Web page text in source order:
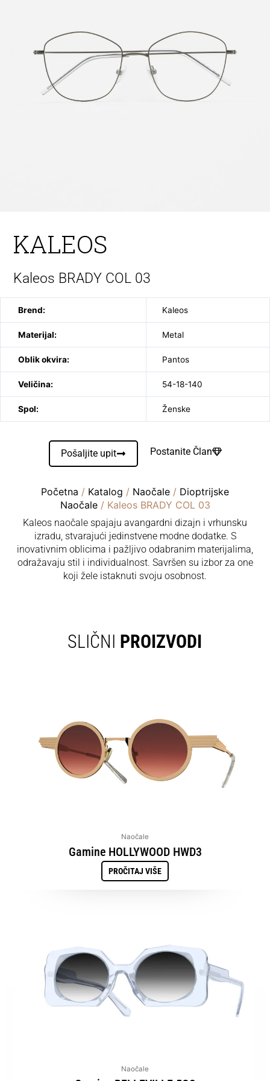
KALEOS
Kaleos BRADY COL 03
Brend: Kaleos
Materijal: Metal
Oblik okvira: Pantos
Veličina: 54-18-140
Spol: Ženske
Pošaljite upit Postanite Član
Početna / Katalog / Naočale / Dioptrijske
Naočale/ Kaleos BRADY COL 03
Kaleos naočale spajaju avangardni dizajn i vrhunsku
izradu, stvarajući jedinstvene modne dodatke. S
inovativnim oblicima i pažljivo odabranim materijalima,
odražavaju stil i individualnost. Savršen su izbor za one
koji žele istaknuti svoju osobnost.
SLIČNI PROIZVODI
Naočale
Gamine HOLLYWOOD HWD3
PROČITAJ VIŠE
Naočale